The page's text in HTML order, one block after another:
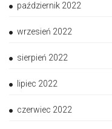
październik 2022
wrzesień 2022
sierpień 2022
lipiec 2022
czerwiec 2022